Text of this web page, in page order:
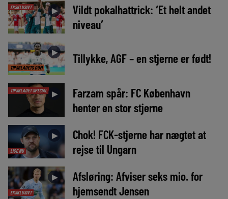
EKSKLUSIVT ►
Vildt pokalhattrick: ‘Et helt andet
niveau’
TIPSBLADETS DOM
► Tillykke, AGF – en stjerne er født!
TIPSBLADET SPECIAL ►
Farzam spår: FC København
henter en stor stjerne
LIGE NU
►
Chok! FCK-stjerne har nægtet at
rejse til Ungarn
EKSKLUSIVT
►
Afsløring: Afviser seks mio. for
hjemsendt Jensen